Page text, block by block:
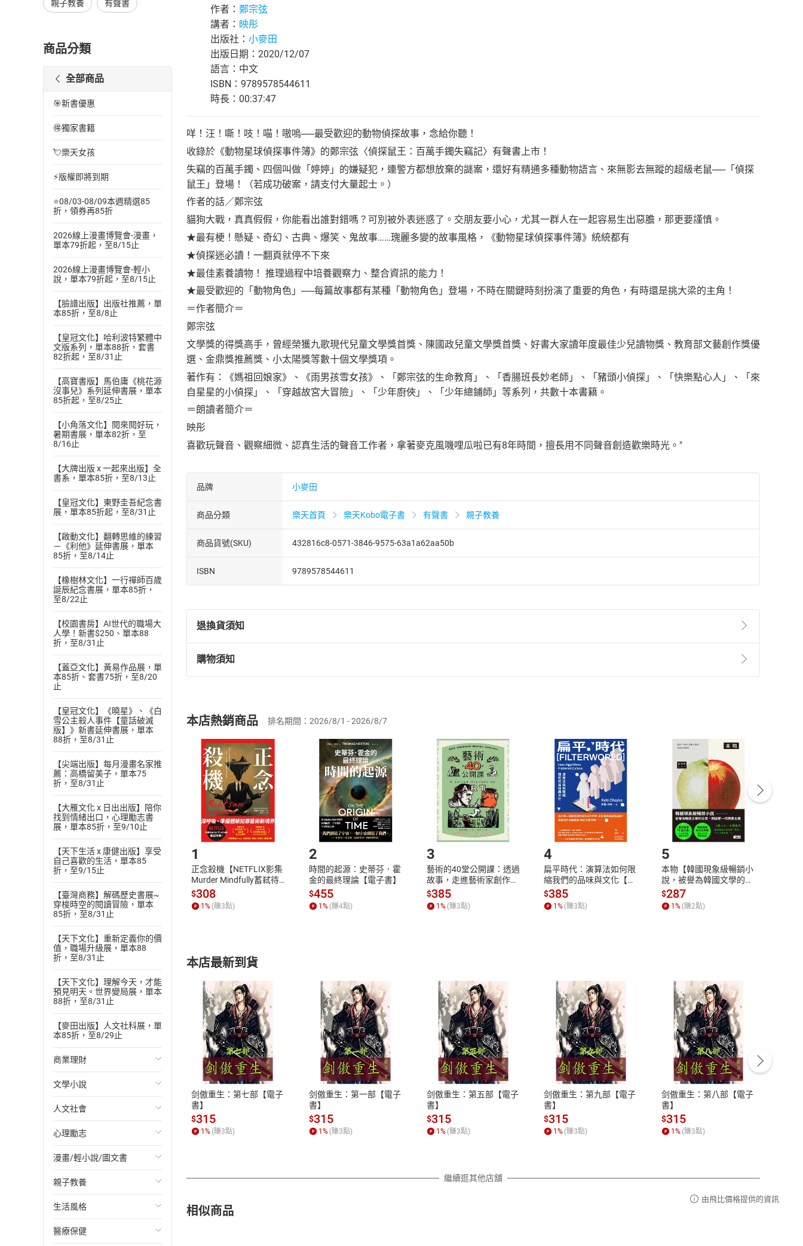
親子教養 有聲書
商品分類
全部商品
🎯新書優惠
🉐獨家書籍
💘樂天女孩
⚡版權即將到期
⭐08/03-08/09本週精選85
折，領券再85折
2026線上漫畫博覽會-漫畫，
單本79折起，至8/15止
2026線上漫畫博覽會-輕小
說，單本79折起，至8/15止
【臉譜出版】出版社推薦，單
本85折，至8/8止
【皇冠文化】哈利波特繁體中
文版系列，單本88折，套書
82折起，至8/31止
【高寶書版】馬伯庸《桃花源
沒事兒》系列延伸書展，單本
85折起，至8/25止
【小角落文化】閱來閱好玩，
暑期書展，單本82折，至
8/16止
【大牌出版 x 一起來出版】全
書系，單本85折，至8/13止
【皇冠文化】東野圭吾紀念書
展，單本85折起，至8/31止
【啟動文化】翻轉思維的練習
－《利他》延伸書展，單本
85折，至8/14止
【橡樹林文化】一行禪師百歲
誕辰紀念書展，單本85折，
至8/22止
【校園書房】AI世代的職場大
人學！新書$250、單本88
折，至8/31止
【蓋亞文化】黃易作品展，單
本85折、套書75折，至8/20
止
【皇冠文化】《曉星》、《白
雪公主殺人事件【童話破滅
版】》新書延伸書展，單本
88折，至8/31止
【尖端出版】每月漫畫名家推
薦：高橋留美子，單本75
折，至8/31止
【大雁文化 x 日出出版】陪你
找到情緒出口，心理勵志書
展，單本85折，至9/10止
【天下生活 x 康健出版】享受
自己喜歡的生活，單本85
折，至9/15止
【臺灣商務】解碼歷史書展~
穿梭時空的閱讀冒險，單本
85折，至8/31止
【天下文化】重新定義你的價
值，職場升級展，單本88
折，至8/31止
【天下文化】理解今天，才能
預見明天。世界變局展，單本
88折，至8/31止
【麥田出版】人文社科展，單
本85折，至8/29止
商業理財
投資理財
經濟/趨勢
財務/金融
管理/領導
職場工作術
成功法
行銷/廣告
文學小說
歐美文學
日本文學
韓國文學
華文文學
經典文學
成長/家庭生活小說
人文社會
國際關係
政治
社會科學
台灣/中國歷史
日/韓歷史
心理勵志
心靈成長/情緒
人際關係
兩性關係
心理學
漫畫/輕小說/圖文書
輕小說
奇幻/科幻
愛情故事
親子教養
教育現場
兒童文學/故事
生活風格
飲食/食譜
醫療保健
作者： 鄭宗弦
講者： 映彤
出版社： 小麥田
出版日期：2020/12/07
語言：中文
ISBN：9789578544611
時長：00:37:47
咩！汪！嘶！吱！喵！嗷嗚──最受歡迎的動物偵探故事，念給你聽！
收錄於《動物星球偵探事件簿》的鄭宗弦〈偵探鼠王：百萬手鐲失竊記〉有聲書上市！
失竊的百萬手鐲、四個叫做「婷婷」的嫌疑犯，連警方都想放棄的謎案，還好有精通多種動物語言、來無影去無蹤的超級老鼠──「偵探
鼠王」登場！（若成功破案，請支付大量起士。）
作者的話／鄭宗弦
貓狗大戰，真真假假，你能看出誰對錯嗎？可別被外表迷惑了。交朋友要小心，尤其一群人在一起容易生出惡膽，那更要謹慎。
★最有梗！懸疑、奇幻、古典、爆笑、鬼故事……瑰麗多變的故事風格，《動物星球偵探事件簿》統統都有
★偵探迷必讀！一翻頁就停不下來
★最佳素養讀物！ 推理過程中培養觀察力、整合資訊的能力！
★最受歡迎的「動物角色」──每篇故事都有某種「動物角色」登場，不時在關鍵時刻扮演了重要的角色，有時還是挑大梁的主角！
＝作者簡介＝
鄭宗弦
文學獎的得獎高手，曾經榮獲九歌現代兒童文學獎首獎、陳國政兒童文學獎首獎、好書大家讀年度最佳少兒讀物獎、教育部文藝創作獎優
選、金鼎獎推薦獎、小太陽獎等數十個文學獎項。
著作有：《媽祖回娘家》、《雨男孩雪女孩》、「鄭宗弦的生命教育」、「香腸班長妙老師」、「豬頭小偵探」、「快樂點心人」、「來
自星星的小偵探」、「穿越故宮大冒險」、「少年廚俠」、「少年總鋪師」等系列，共數十本書籍。
＝朗讀者簡介＝
映彤
喜歡玩聲音、觀察細微、認真生活的聲音工作者，拿著麥克風嘰哩瓜啦已有8年時間，擅長用不同聲音創造歡樂時光。"
品牌 小麥田
商品分類 樂天首頁 樂天Kobo電子書 有聲書 親子教養
商品貨號(SKU) 432816c8-0571-3846-9575-63a1a62aa50b
ISBN 9789578544611
退換貨須知
退換貨規定：
(一)依消費者保護法第19條第1項後段暨通訊交易解除權合理例外情事適用準則第2條第5款之規定，「非以有形媒介提供之數位
(二)消費者訂購本店鋪之商品即代表知悉本店鋪所銷售之商品為電子書，屬非以有形媒介提供之數位內容，消費者同意若訂購後
且已下載/存取電子書，不得請求退貨退款。
退貨方式：您欲取消訂單或辦理退貨時，請登入樂天市場，並於「我的訂單」中點選「瀏覽訂單明細」
「申請取消訂單 /退
貨」，本店鋪將依您的申請進行審核，待審核通過後將為您辦理退款事宜。
請注意，樂天市場須以整筆訂單為單位進行取消/退貨，恕無法以單支商品取消/退貨。
購物須知
挑選商品
Choose
放入購物車
Shopping cart
登入帳號
Login
付款方式
Payment
完成
Complete
購書後，如何開始使用？
Step1.選擇閱讀載具 Step2.登入帳號，下載書籍後看書
付款方式
ATM轉帳、信用卡、LINE PAY、AFTEE
退換貨規範
本店是否提供消費者保護法七日猶豫期
之權利，遽消費者保護法及通訊交易解
除權合理例外情事適用準則，依商品性
質各有不同規定。詳細退換貨說明請參
照各商品說明。
客服資訊
服務時間：週一到週五 10:00-12:00、
13:00-17:00 (國定假日及例假日休息)
客服電話：0080-1857077
本店熱銷商品 排名期間：2026/8/1 - 2026/8/7
1
正念殺機【NETFLIX影集
Murder Mindfully蓄弒待
發】【電子書】
$308
1 % (賺3點)
2
時間的起源：史蒂芬．霍
金的最終理論【電子書】
$455
1 % (賺4點)
3
藝術的40堂公開課：透過
故事，走進藝術家創作現
場，看藝術如何誕生、如
何形塑人類生活【電子
書】
$385
1 % (賺3點)
4
扁平時代：演算法如何限
縮我們的品味與文化【電
子書】
$385
1% (賺3點)
5
本物【韓國現象級暢銷小
說，被譽為韓國文學的未
來】【電子書】
$287
1% (賺2點)
本店最新到貨
剑傲重生：第七部【電子
書】
$315
1 % (賺3點)
剑傲重生：第一部【電子
書】
$315
1 % (賺3點)
剑傲重生：第五部【電子
書】
$315
1 % (賺3點)
剑傲重生：第九部【電子
書】
$315
1% (賺3點)
剑傲重生：第八部【電子
書】
$315
1% (賺3點)
繼續逛其他店舖
相似商品
由飛比價格提供的資訊